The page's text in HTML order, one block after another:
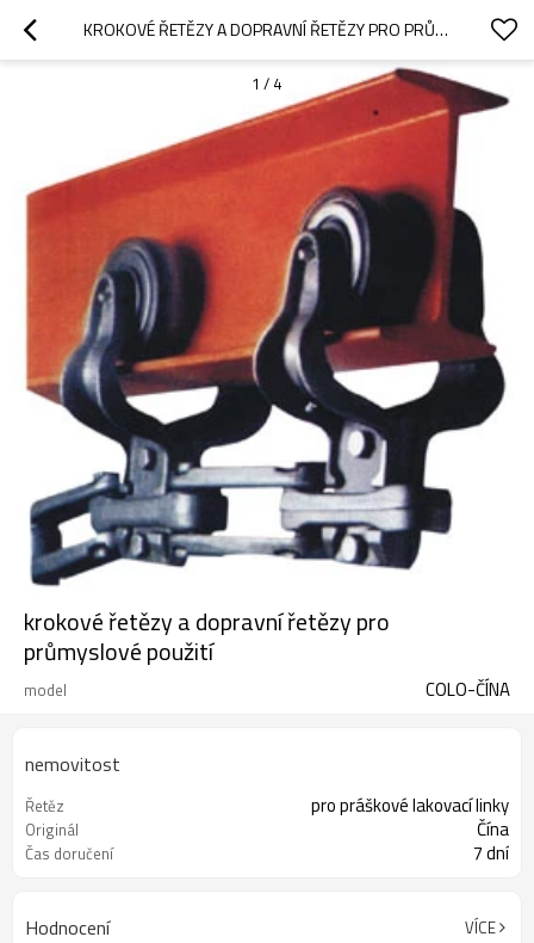
KROKOVÉ ŘETĚZY A DOPRAVNÍ ŘETĚZY PRO PRŮMYSLOVÉ POUŽITÍ
1 / 4
krokové řetězy a dopravní řetězy pro
průmyslové použití
model COLO-ČÍNA
nemovitost
Řetěz pro práškové lakovací linky
Originál Čína
Čas doručení 7 dní
Hodnocení VÍCE